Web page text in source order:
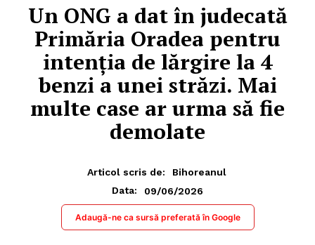
Un ONG a dat în judecată
Primăria Oradea pentru
intenția de lărgire la 4
benzi a unei străzi. Mai
multe case ar urma să fie
demolate
Articol scris de:
Bihoreanul
Data:
09/06/2026
Adaugă-ne ca sursă preferată în Google